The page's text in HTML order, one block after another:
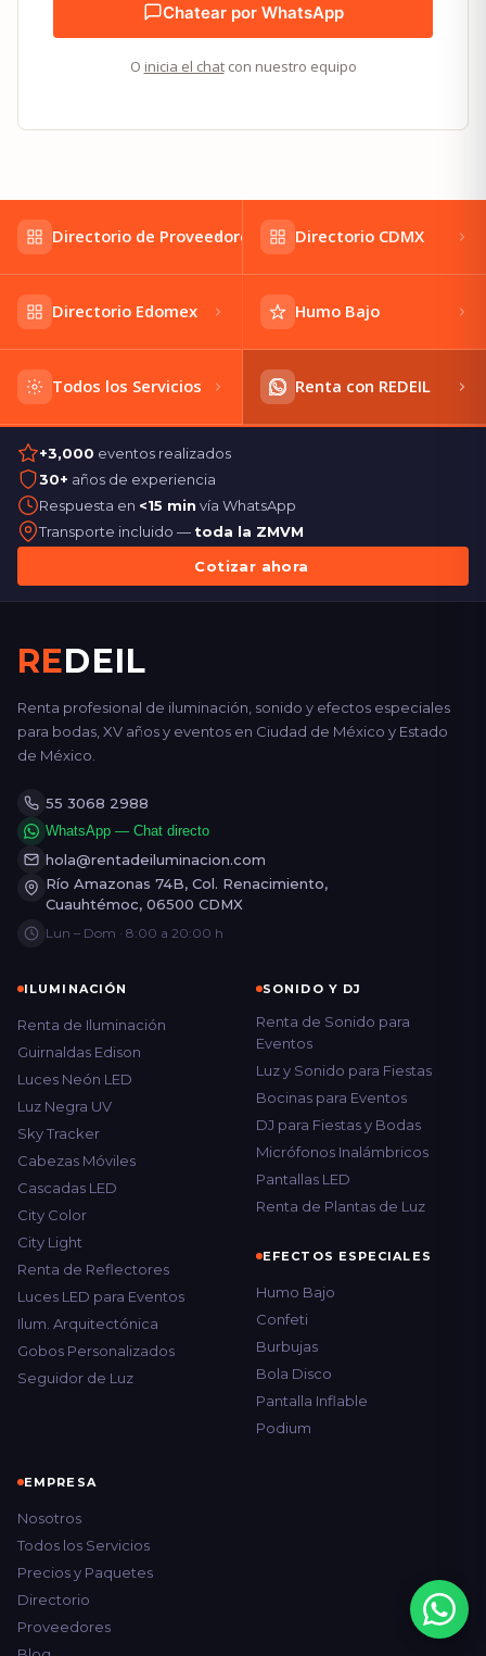
Chatear por WhatsApp
O inicia el chatcon nuestro equipo
Directorio de Proveedores Directorio CDMX
Directorio Edomex Humo Bajo
Todos los Servicios Renta con REDEIL
+3,000 eventos realizados
30+ años de experiencia
Respuesta en <15 min vía WhatsApp
Transporte incluido — toda la ZMVM
Cotizar ahora
REDEIL
Renta profesional de iluminación, sonido y efectos especiales
para bodas, XV años y eventos en Ciudad de México y Estado
de México.
55 3068 2988
WhatsApp — Chat directo
hola@rentadeiluminacion.com
Río Amazonas 74B, Col. Renacimiento,
Cuauhtémoc, 06500 CDMX
Lun – Dom · 8:00 a 20:00 h
ILUMINACIÓN
Renta de Iluminación
Guirnaldas Edison
Luces Neón LED
Luz Negra UV
Sky Tracker
Cabezas Móviles
Cascadas LED
City Color
City Light
Renta de Reflectores
Luces LED para Eventos
Ilum. Arquitectónica
Gobos Personalizados
Seguidor de Luz
SONIDO Y DJ
Renta de Sonido para
Eventos
Luz y Sonido para Fiestas
Bocinas para Eventos
DJ para Fiestas y Bodas
Micrófonos Inalámbricos
Pantallas LED
Renta de Plantas de Luz
EFECTOS ESPECIALES
Humo Bajo
Confeti
Burbujas
Bola Disco
Pantalla Inflable
Podium
EMPRESA
Nosotros
Todos los Servicios
Precios y Paquetes
Directorio
Proveedores